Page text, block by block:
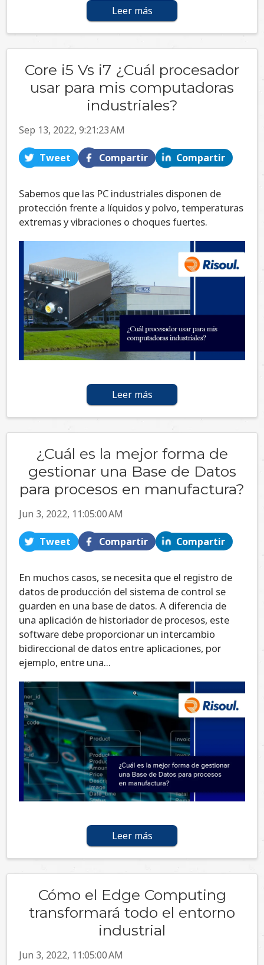
Leer más
Core i5 Vs i7 ¿Cuál procesador
usar para mis computadoras
industriales?
Sep 13, 2022, 9:21:23 AM
Tweet Compartir Compartir
Sabemos que las PC industriales disponen de
protección frente a líquidos y polvo, temperaturas
extremas y vibraciones o choques fuertes.
Leer más
¿Cuál es la mejor forma de
gestionar una Base de Datos
para procesos en manufactura?
Jun 3, 2022, 11:05:00 AM
Tweet Compartir Compartir
En muchos casos, se necesita que el registro de
datos de producción del sistema de control se
guarden en una base de datos. A diferencia de
una aplicación de historiador de procesos, este
software debe proporcionar un intercambio
bidireccional de datos entre aplicaciones, por
ejemplo, entre una...
Leer más
Cómo el Edge Computing
transformará todo el entorno
industrial
Jun 3, 2022, 11:05:00 AM